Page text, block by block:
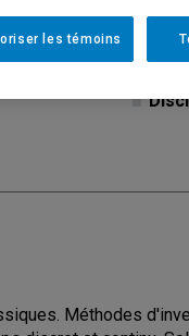
Méthodes
les témoins